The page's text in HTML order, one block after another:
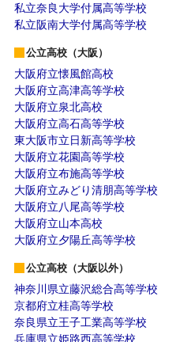
私立奈良大学付属高等学校
私立阪南大学付属高等学校
公立高校（大阪）
大阪府立懐風館高校
大阪府立高津高等学校
大阪府立泉北高校
大阪府立高石高等学校
東大阪市立日新高等学校
大阪府立花園高等学校
大阪府立布施高等学校
大阪府立みどり清朋高等学校
大阪府立八尾高等学校
大阪府立山本高校
大阪府立夕陽丘高等学校
公立高校（大阪以外）
神奈川県立藤沢総合高等学校
京都府立桂高等学校
奈良県立王子工業高等学校
兵庫県立姫路西高等学校